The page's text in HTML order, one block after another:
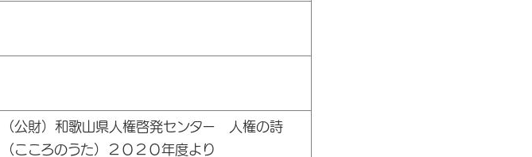
（公財）和歌山県人権啓発センター 人権の詩
（こころのうた）２０２０年度より